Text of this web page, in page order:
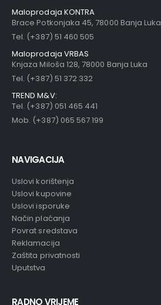
Maloprodaja KONTRA
Brace Potkonjaka 45, 78000 Banja Luka
Tel. (+387) 51 460 505
Maloprodaja VRBAS
Knjaza Miloša 128, 78000 Banja Luka
Tel. (+387) 51 372 332
TREND M&V:
Tel. (+387) 051 465 441
Mob. (+387) 065 567 199
NAVIGACIJA
Uslovi korištenja
Uslovi kupovine
Uslovi isporuke
Način plaćanja
Povrat sredstava
Reklamacija
Zaštita privatnosti
Uputstva
RADNO VRIJEME